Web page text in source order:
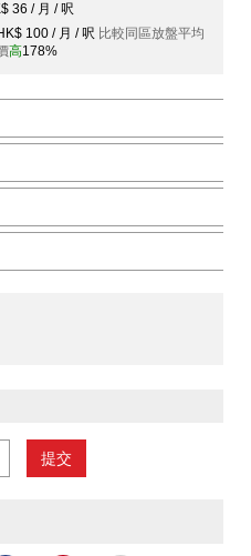
36 / 月 / 呎
100 / 月 / 呎 比較同區放盤平均
高178%
提交